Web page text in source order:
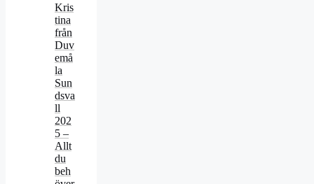
Kris
tina
från
Duv
emå
la
Sun
dsva
ll
202
5 –
Allt
du
beh